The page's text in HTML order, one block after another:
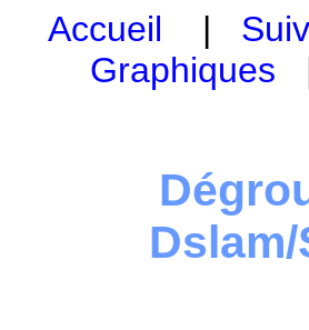
Accueil |
Graphiques